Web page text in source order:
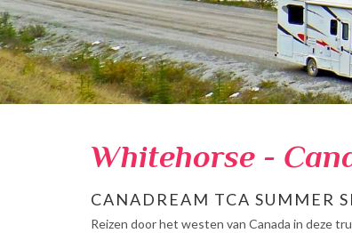
Whitehorse -
CANADREAM TCA SUMMER
Reizen door het westen van Canada in deze